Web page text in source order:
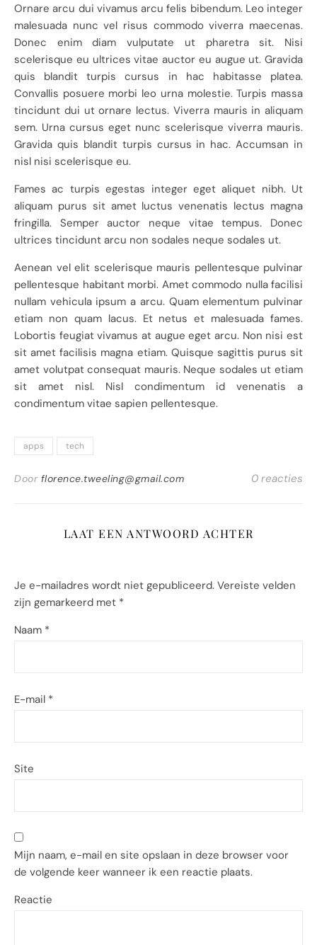
Ornare arcu dui vivamus arcu felis bibendum. Leo integer
malesuada nunc vel risus commodo viverra maecenas.
Donec enim diam vulputate ut pharetra sit. Nisi
scelerisque eu ultrices vitae auctor eu augue ut. Gravida
quis blandit turpis cursus in hac habitasse platea.
Convallis posuere morbi leo urna molestie. Turpis massa
tincidunt dui ut ornare lectus. Viverra mauris in aliquam
sem. Urna cursus eget nunc scelerisque viverra mauris.
Gravida quis blandit turpis cursus in hac. Accumsan in
nisl nisi scelerisque eu.
Fames ac turpis egestas integer eget aliquet nibh. Ut
aliquam purus sit amet luctus venenatis lectus magna
fringilla. Semper auctor neque vitae tempus. Donec
ultrices tincidunt arcu non sodales neque sodales ut.
Aenean vel elit scelerisque mauris pellentesque pulvinar
pellentesque habitant morbi. Amet commodo nulla facilisi
nullam vehicula ipsum a arcu. Quam elementum pulvinar
etiam non quam lacus. Et netus et malesuada fames.
Lobortis feugiat vivamus at augue eget arcu. Non nisi est
sit amet facilisis magna etiam. Quisque sagittis purus sit
amet volutpat consequat mauris. Neque sodales ut etiam
sit amet nisl. Nisl condimentum id venenatis a
condimentum vitae sapien pellentesque.
apps tech
Door florence.tweeling@gmail.com 0 reacties
LAAT EEN ANTWOORD ACHTER
Je e-mailadres wordt niet gepubliceerd. Vereiste velden
zijn gemarkeerd met *
Naam *
E-mail *
Site
Mijn naam, e-mail en site opslaan in deze browser voor
de volgende keer wanneer ik een reactie plaats.
Reactie